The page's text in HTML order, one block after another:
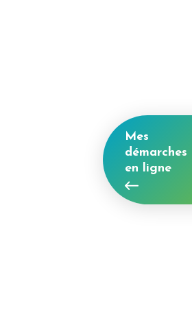
Mes
démarches
en ligne